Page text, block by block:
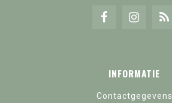
INFORMATIE
Contactgegevens